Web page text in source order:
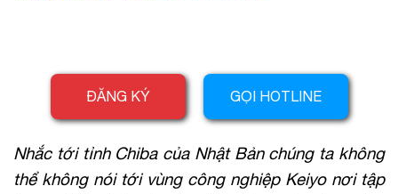
ĐĂNG KÝ GỌI HOTLINE
Nhắc tới tỉnh Chiba của Nhật Bản chúng ta không
thể không nói tới vùng công nghiệp Keiyo nơi tập